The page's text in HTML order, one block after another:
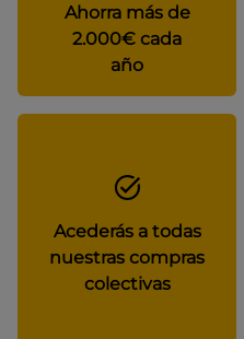
Ahorra más de
2.000€ cada
año
Acederás a todas
nuestras compras
colectivas